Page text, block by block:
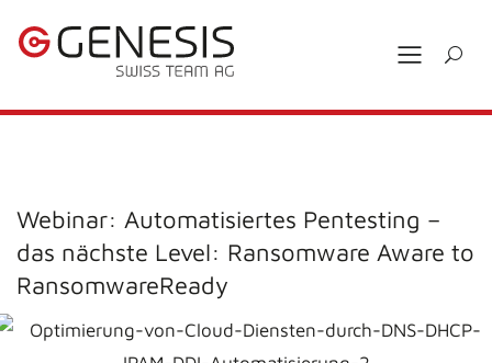
Webinar: Automatisiertes Pentesting –
das nächste Level: Ransomware Aware to
RansomwareReady